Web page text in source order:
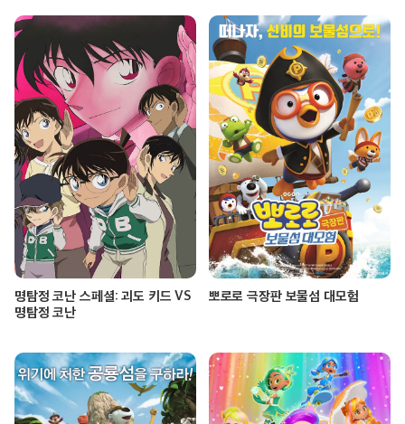
명탐정 코난 스페셜: 괴도 키드 VS
명탐정 코난
뽀로로 극장판 보물섬 대모험